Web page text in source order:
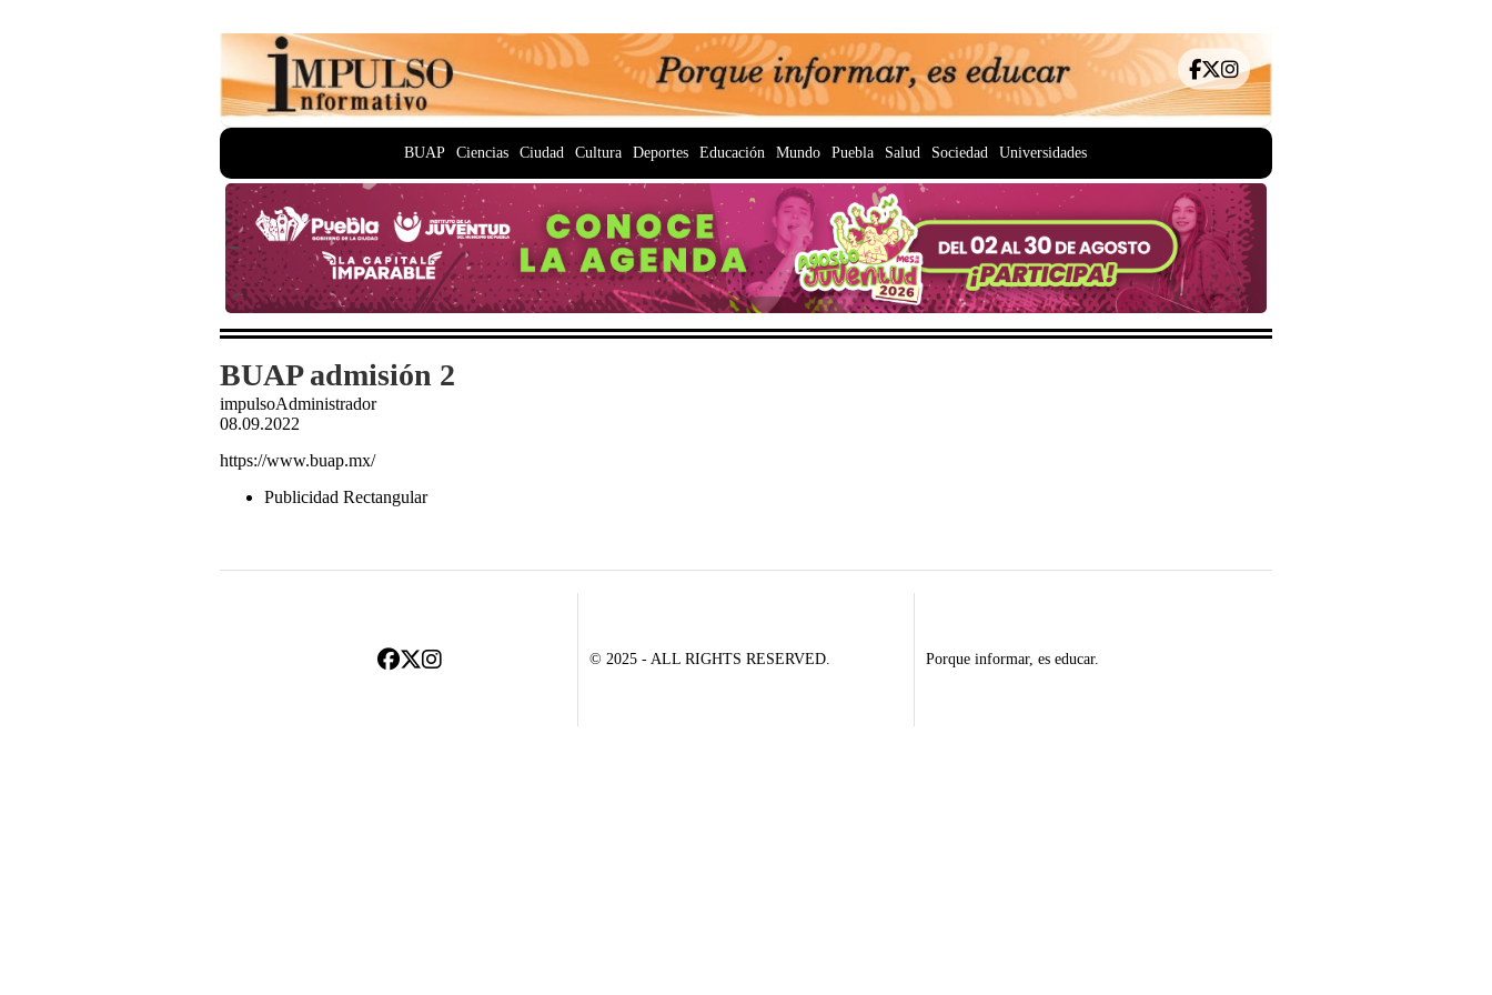
BUAP Ciencias Ciudad Cultura Deportes Educación Mundo Puebla Salud Sociedad Universidades
BUAP admisión 2
impulsoAdministrador
08.09.2022
https://www.buap.mx/
Publicidad Rectangular
© 2025 - ALL RIGHTS RESERVED. Porque informar, es educar.